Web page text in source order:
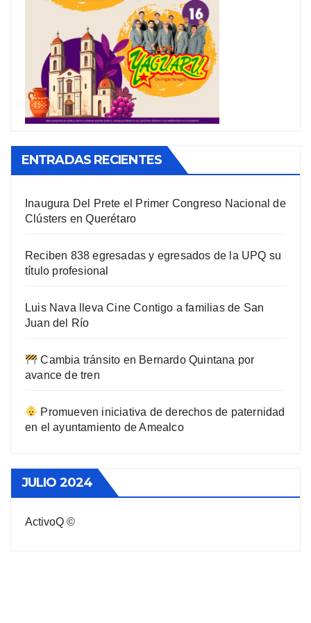
ENTRADAS RECIENTES
Inaugura Del Prete el Primer Congreso Nacional de
Clústers en Querétaro
Reciben 838 egresadas y egresados de la UPQ su
título profesional
Luis Nava lleva Cine Contigo a familias de San
Juan del Río
Cambia tránsito en Bernardo Quintana por
avance de tren
Promueven iniciativa de derechos de paternidad
en el ayuntamiento de Amealco
JULIO 2024
ActivoQ ©